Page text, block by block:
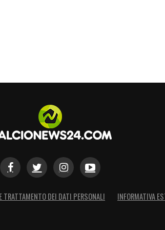
TRATTAMENTO DEI DATI PERSONALI INFORMATIVA